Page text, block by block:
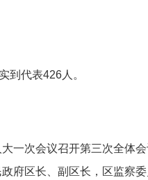
到代表426人。
一次会议召开第三次全体
府区长、副区长，区监察